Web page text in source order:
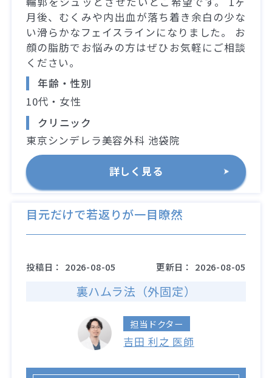
月後、むくみや内出血が落ち着き余白の少な
い滑らかなフェイスラインになりました。 お
顔の脂肪でお悩みの方はぜひお気軽にご相談
ください。
年齢・性別
10代・女性
クリニック
東京シンデレラ美容外科 池袋院
詳しく見る
目元だけで若返りが一目瞭然
投稿日： 2026-08-05 更新日： 2026-08-05
裏ハムラ法（外固定）
担当ドクター
吉田 利之 医師